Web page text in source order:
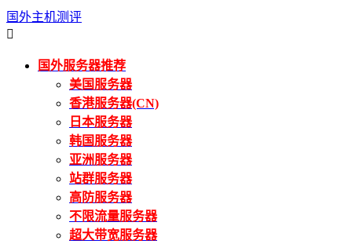
国外主机测评

国外服务器推荐
美国服务器
香港服务器(CN)
日本服务器
韩国服务器
亚洲服务器
站群服务器
高防服务器
不限流量服务器
超大带宽服务器